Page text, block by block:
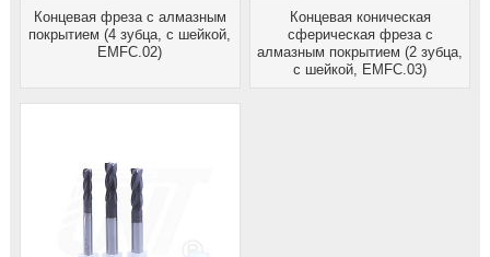
Концевая фреза с алмазным
покрытием (4 зубца, с шейкой,
EMFC.02)
Концевая коническая
сферическая фреза с
алмазным покрытием (2 зубца,
с шейкой, EMFC.03)